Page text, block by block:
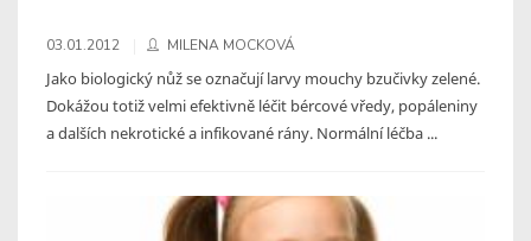
03.01.2012 MILENA MOCKOVÁ
Jako biologický nůž se označují larvy mouchy bzučivky zelené.
Dokážou totiž velmi efektivně léčit bércové vředy, popáleniny
a dalších nekrotické a infikované rány. Normální léčba ...